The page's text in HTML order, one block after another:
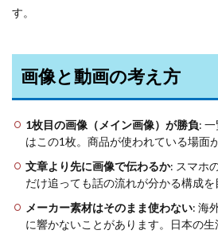
す。
画像と動画の考え方
1枚目の画像（メイン画像）が勝負:
はこの1枚。商品が使われている場面
文章より先に画像で伝わるか: スマホ
だけ追っても話の流れが分かる構成を
メーカー素材はそのまま使わない: 海
に響かないことがあります。日本の